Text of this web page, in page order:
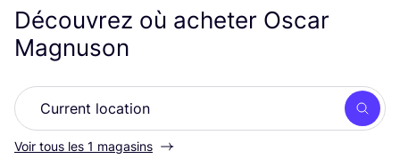
Découvrez où acheter Oscar
Magnuson
Voir tous les 1 magasins